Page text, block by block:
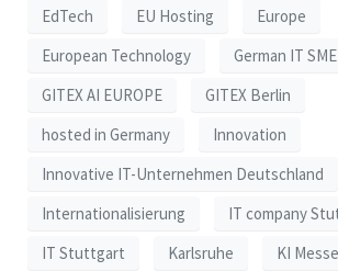
EdTech
EU Hosting
Europe
European Technology
German IT
GITEX AI EUROPE
GITEX Berlin
hosted in Germany
Innovation
Innovative IT-Unternehmen Deutschland
Internationalisierung
IT company
IT Stuttgart
Karlsruhe
KI